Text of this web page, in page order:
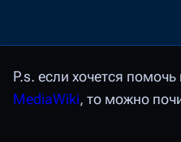
P.s. если хочется
MediaWiki, то можно